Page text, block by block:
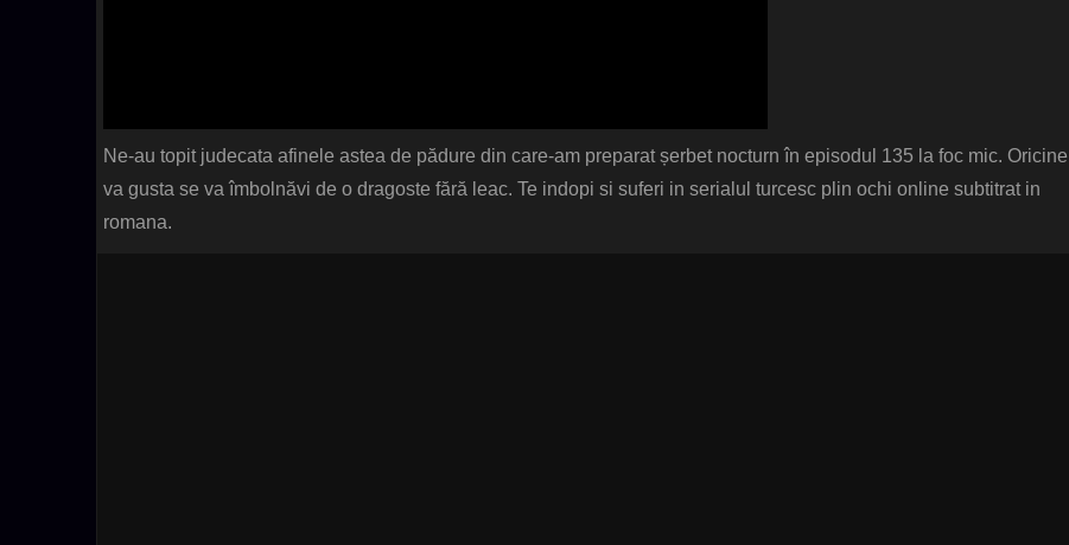
Ne-au topit judecata afinele astea de pădure din care-am preparat șerbet nocturn în episodul 135 la foc mic. Oricine
va gusta se va îmbolnăvi de o dragoste fără leac. Te indopi si suferi in serialul turcesc plin ochi online subtitrat in
romana.